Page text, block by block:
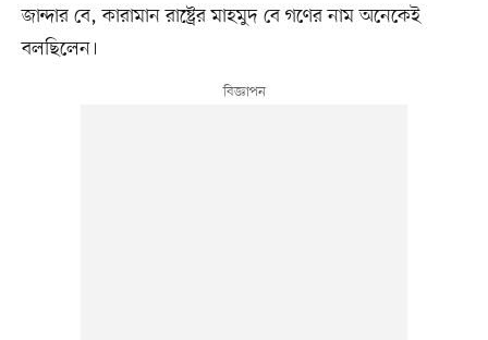
জান্দার বে, কারামান রাষ্ট্রের মাহমুদ বে গণের নাম অনেকেই
বলছিলেন।